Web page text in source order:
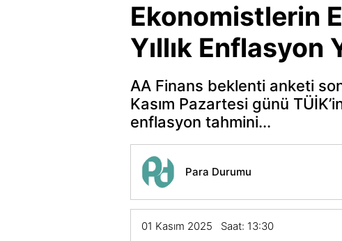
Ekonomistlerin
Yıllık
AA Finans beklenti anketi
Kasım Pazartesi günü
enflasyon tahmini...
Para Durumu
01 Kasım 2025 Saat: 13:30